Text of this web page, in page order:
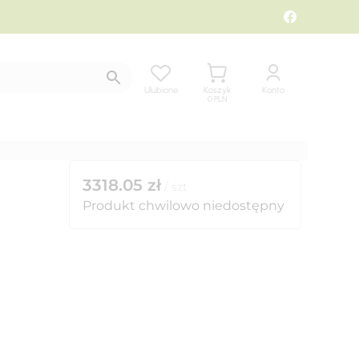
Ulubione
Koszyk
0 PLN
Konto
3318.05 zł
Produkt chwilowo niedostępny